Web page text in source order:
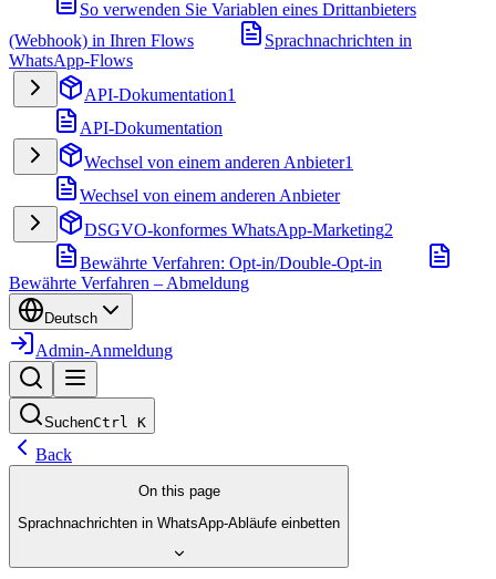
So verwenden Sie Variablen eines Drittanbieters
(Webhook) in Ihren Flows
Sprachnachrichten in
WhatsApp-Flows
API-Dokumentation1
API-Dokumentation
Wechsel von einem anderen Anbieter1
Wechsel von einem anderen Anbieter
DSGVO-konformes WhatsApp-Marketing2
Bewährte Verfahren: Opt-in/Double-Opt-in
Bewährte Verfahren – Abmeldung
Deutsch
Admin-Anmeldung
SuchenCtrl K
Back
On this page
Sprachnachrichten in WhatsApp-Abläufe einbetten